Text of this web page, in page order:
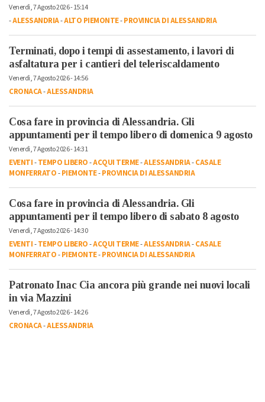
Venerdì, 7 Agosto 2026 - 15:14
-ALESSANDRIA-ALTO PIEMONTE-PROVINCIA DI ALESSANDRIA
Terminati, dopo i tempi di assestamento, i lavori di
asfaltatura per i cantieri del teleriscaldamento
Venerdì, 7 Agosto 2026 - 14:56
CRONACA-ALESSANDRIA
Cosa fare in provincia di Alessandria. Gli
appuntamenti per il tempo libero di domenica 9 agosto
Venerdì, 7 Agosto 2026 - 14:31
EVENTI-TEMPO LIBERO-ACQUI TERME-ALESSANDRIA-CASALE
MONFERRATO-PIEMONTE-PROVINCIA DI ALESSANDRIA
Cosa fare in provincia di Alessandria. Gli
appuntamenti per il tempo libero di sabato 8 agosto
Venerdì, 7 Agosto 2026 - 14:30
EVENTI-TEMPO LIBERO-ACQUI TERME-ALESSANDRIA-CASALE
MONFERRATO-PIEMONTE-PROVINCIA DI ALESSANDRIA
Patronato Inac Cia ancora più grande nei nuovi locali
in via Mazzini
Venerdì, 7 Agosto 2026 - 14:26
CRONACA-ALESSANDRIA